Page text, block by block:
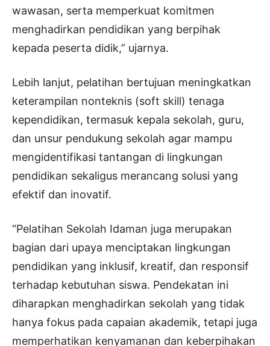
wawasan, serta memperkuat komitmen
menghadirkan pendidikan yang berpihak
kepada peserta didik,” ujarnya.
Lebih lanjut, pelatihan bertujuan meningkatkan
keterampilan nonteknis (soft skill) tenaga
kependidikan, termasuk kepala sekolah, guru,
dan unsur pendukung sekolah agar mampu
mengidentifikasi tantangan di lingkungan
pendidikan sekaligus merancang solusi yang
efektif dan inovatif.
“Pelatihan Sekolah Idaman juga merupakan
bagian dari upaya menciptakan lingkungan
pendidikan yang inklusif, kreatif, dan responsif
terhadap kebutuhan siswa. Pendekatan ini
diharapkan menghadirkan sekolah yang tidak
hanya fokus pada capaian akademik, tetapi juga
memperhatikan kenyamanan dan keberpihakan